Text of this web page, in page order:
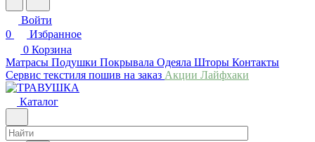
Войти
0
Избранное
0 Корзина
Матрасы Подушки Покрывала Одеяла Шторы Контакты
Сервис текстиля пошив на заказ Акции Лайфхаки
Каталог